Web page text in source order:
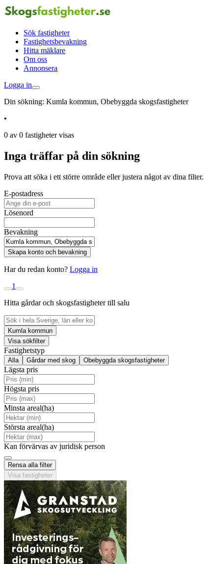
Sök fastigheter
Fastighetsbevakning
Hitta mäklare
Om oss
Annonsera
Logga in
Din sökning: Kumla kommun, Obebyggda skogsfastigheter
•
0 av 0 fastigheter visas
Inga träffar på din sökning
Prova att söka i ett större område eller justera något av dina filter.
E-postadress
Lösenord
Bevakning
Skapa konto och bevakning
Har du redan konto? Logga in
1
Hitta gårdar och skogsfastigheter till salu
Kumla kommun
Visa sökfilter
Fastighetstyp
Alla Gårdar med skog Obebyggda skogsfastigheter
Lägsta pris
Högsta pris
Minsta areal(ha)
Största areal(ha)
Kan förvärvas av juridisk person
Rensa alla filter
Visa fastigheter